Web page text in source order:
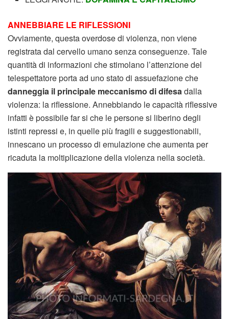
ANNEBBIARE LE RIFLESSIONI
Ovviamente, questa overdose di violenza, non viene
registrata dal cervello umano senza conseguenze. Tale
quantità di informazioni che stimolano l’attenzione del
telespettatore porta ad uno stato di assuefazione che
danneggia il principale meccanismo di difesadalla
violenza: la riflessione. Annebbiando le capacità riflessive
infatti è possibile far si che le persone si liberino degli
istinti repressi e, in quelle più fragili e suggestionabili,
innescano un processo di emulazione che aumenta per
ricaduta la moltiplicazione della violenza nella società.